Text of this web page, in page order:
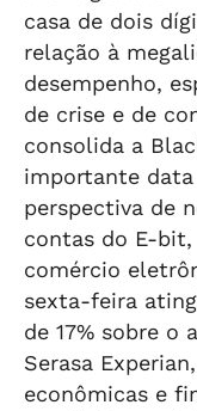
casa de dois
relação à
desempenho,
de crise e de
consolida a
importante
perspectiva de
contas do E-
comércio
sexta-feira
de 17% sobre o
Serasa
econômicas e